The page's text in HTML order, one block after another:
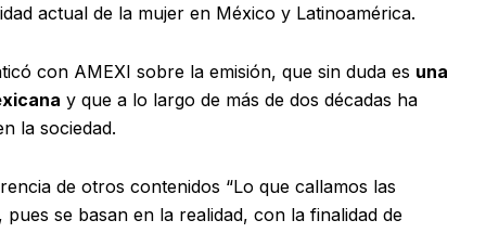
actual de la mujer en México y Latinoamérica.
con AMEXI sobre la emisión, que sin duda es una
y que a lo largo de más de dos décadas ha
la sociedad.
de otros contenidos “Lo que callamos las
se basan en la realidad, con la finalidad de